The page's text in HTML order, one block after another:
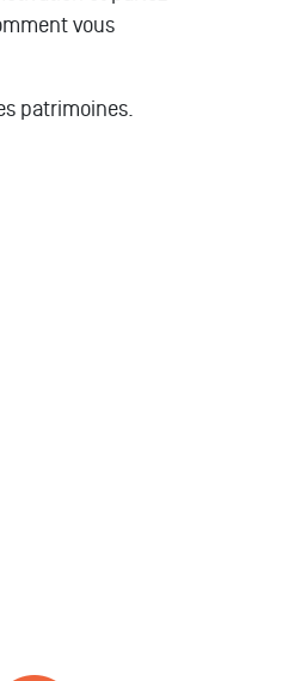
vous
patrimoines.